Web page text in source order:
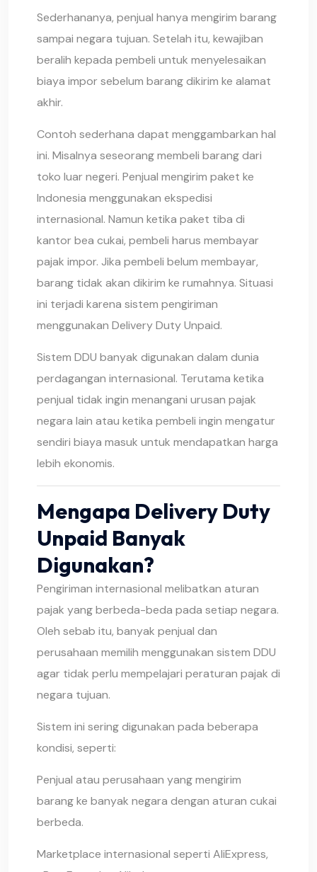
Sederhananya, penjual hanya mengirim barang
sampai negara tujuan. Setelah itu, kewajiban
beralih kepada pembeli untuk menyelesaikan
biaya impor sebelum barang dikirim ke alamat
akhir.
Contoh sederhana dapat menggambarkan hal
ini. Misalnya seseorang membeli barang dari
toko luar negeri. Penjual mengirim paket ke
Indonesia menggunakan ekspedisi
internasional. Namun ketika paket tiba di
kantor bea cukai, pembeli harus membayar
pajak impor. Jika pembeli belum membayar,
barang tidak akan dikirim ke rumahnya. Situasi
ini terjadi karena sistem pengiriman
menggunakan Delivery Duty Unpaid.
Sistem DDU banyak digunakan dalam dunia
perdagangan internasional. Terutama ketika
penjual tidak ingin menangani urusan pajak
negara lain atau ketika pembeli ingin mengatur
sendiri biaya masuk untuk mendapatkan harga
lebih ekonomis.
Mengapa Delivery Duty
Unpaid Banyak
Digunakan?
Pengiriman internasional melibatkan aturan
pajak yang berbeda-beda pada setiap negara.
Oleh sebab itu, banyak penjual dan
perusahaan memilih menggunakan sistem DDU
agar tidak perlu mempelajari peraturan pajak di
negara tujuan.
Sistem ini sering digunakan pada beberapa
kondisi, seperti:
Penjual atau perusahaan yang mengirim
barang ke banyak negara dengan aturan cukai
berbeda.
Marketplace internasional seperti AliExpress,